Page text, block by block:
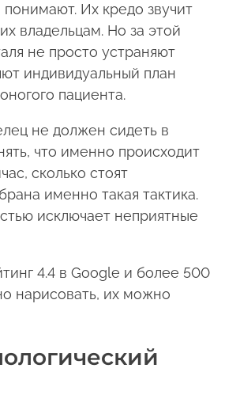
Их кредо звучит
владельцам. Но за этой
не просто устраняют
индивидуальный план
пациента.
не должен сидеть в
что именно происходит
сколько стоят
именно такая тактика.
исключает неприятные
4.4 в Google и более 500
нарисовать, их можно